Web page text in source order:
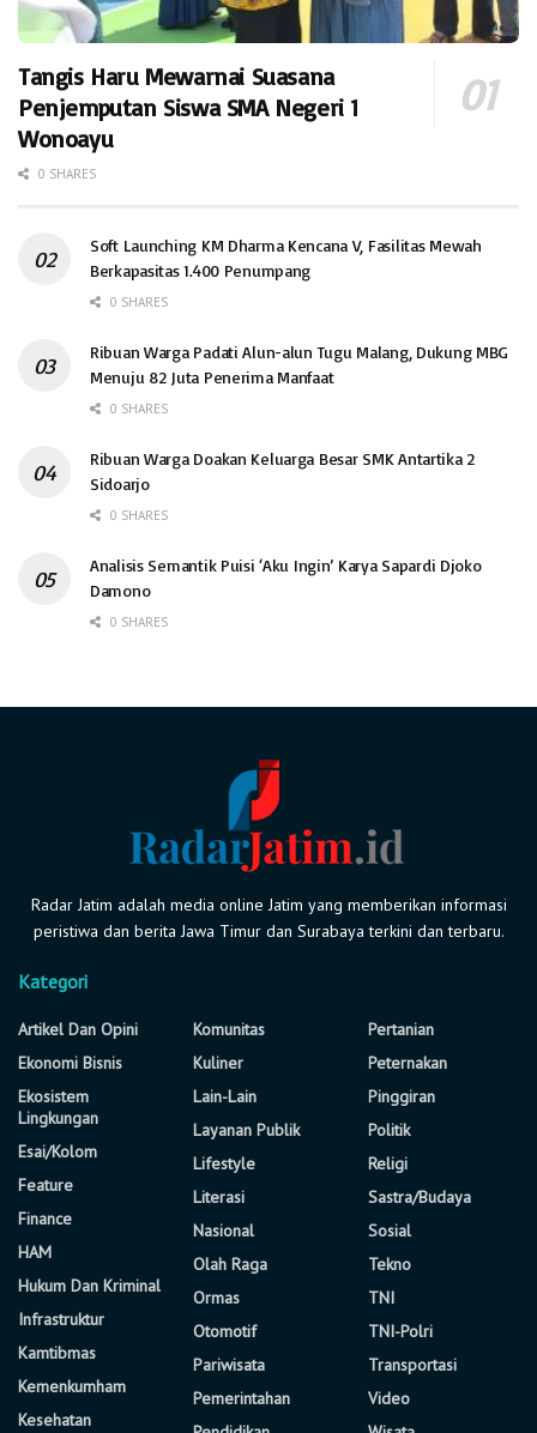
Tangis Haru Mewarnai Suasana
Penjemputan Siswa SMA Negeri 1
Wonoayu
0 SHARES
Soft Launching KM Dharma Kencana V, Fasilitas Mewah
Berkapasitas 1.400 Penumpang
0 SHARES
Ribuan Warga Padati Alun-alun Tugu Malang, Dukung MBG
Menuju 82 Juta Penerima Manfaat
0 SHARES
Ribuan Warga Doakan Keluarga Besar SMK Antartika 2
Sidoarjo
0 SHARES
Analisis Semantik Puisi ‘Aku Ingin’ Karya Sapardi Djoko
Damono
0 SHARES
Radar Jatim adalah media online Jatim yang memberikan informasi
peristiwa dan berita Jawa Timur dan Surabaya terkini dan terbaru.
Kategori
Artikel Dan Opini
Ekonomi Bisnis
Ekosistem
Lingkungan
Esai/Kolom
Feature
Finance
HAM
Hukum Dan Kriminal
Infrastruktur
Kamtibmas
Kemenkumham
Kesehatan
Komunitas
Kuliner
Lain-Lain
Layanan Publik
Lifestyle
Literasi
Nasional
Olah Raga
Ormas
Otomotif
Pariwisata
Pemerintahan
Pertanian
Peternakan
Pinggiran
Politik
Religi
Sastra/Budaya
Sosial
Tekno
TNI
TNI-Polri
Transportasi
Video